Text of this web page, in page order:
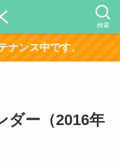
検索
。
ダー（2016年